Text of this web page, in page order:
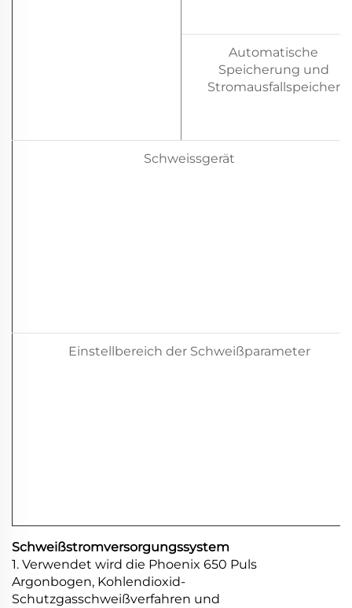
Automatische
Speicherung und
Stromausfallspeicher
Schweissgerät
Einstellbereich der Schweißparameter
Schweißstromversorgungssystem
1. Verwendet wird die Phoenix 650 Puls
Argonbogen, Kohlendioxid-
Schutzgasschweißverfahren und